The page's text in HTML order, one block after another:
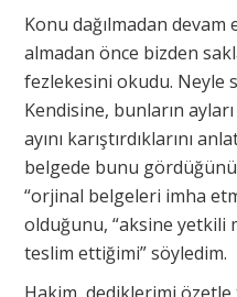
Konu dağılmadan
almadan önce bizden
fezlekesini okudu. Neyle
Kendisine, bunların ayları
ayını karıştırdıklarını
belgede bunu
“orjinal belgeleri imha
olduğunu, “aksine yetkili
teslim ettiğimi” söyledim.